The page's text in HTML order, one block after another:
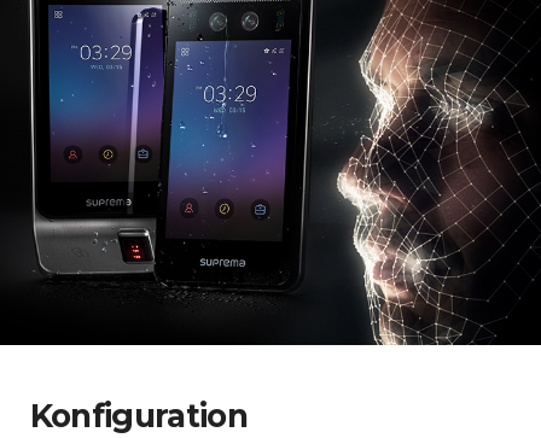
Konfiguration